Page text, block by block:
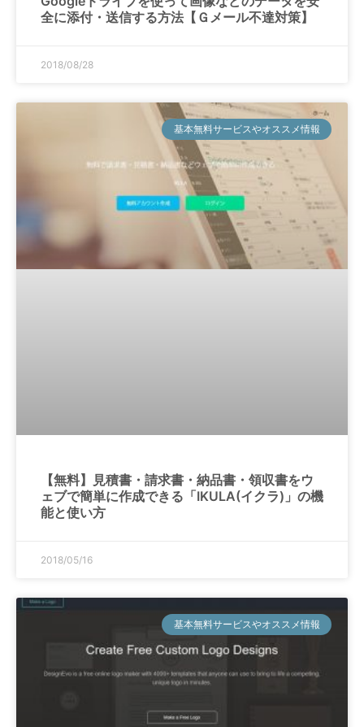
全に添付・送信する方法【Ｇメール不達対策】
2018/08/28
基本無料サービスやオススメ情報
【無料】見積書・請求書・納品書・領収書をウ
ェブで簡単に作成できる「IKULA(イクラ)」の機
能と使い方
2018/05/16
基本無料サービスやオススメ情報